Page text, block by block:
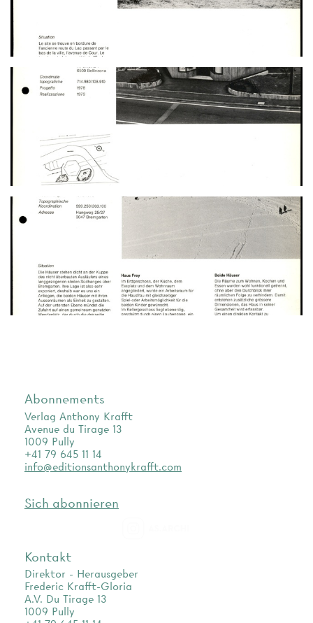
Abonnements
Verlag Anthony Krafft
Avenue du Tirage 13
1009 Pully
+41 79 645 11 14
info@editionsanthonykrafft.com
Sich abonnieren
Kontakt
Direktor - Herausgeber
Frederic Krafft-Gloria
A.V. Du Tirage 13
1009 Pully